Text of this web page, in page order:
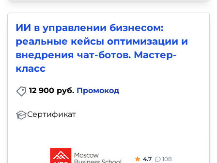
ИИ в управлении бизнесом:
реальные кейсы оптимизации и
внедрения чат-ботов. Мастер-
класс
12 900 руб. Промокод
Сертификат
4.7 108